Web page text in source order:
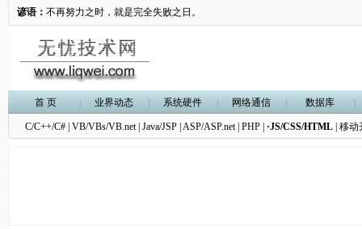
谚语： 不再努力之时，就是完全失败之日。
首 页 业界动态 系统硬件 网络通信 数据库
C/C++/C# VB/VBs/VB.net| Java/JSP ASP/ASP.net| PHP ·JS/CSS/HTML 移动